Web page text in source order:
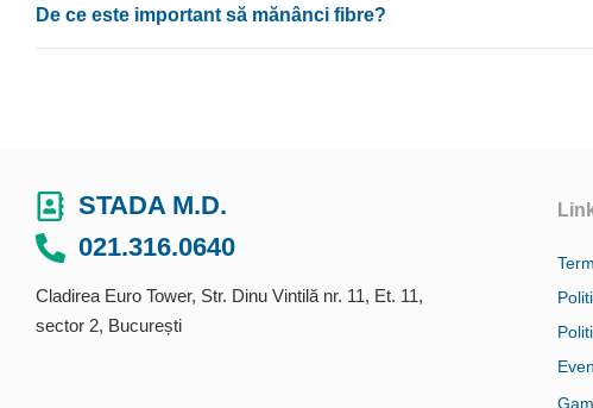
De ce este important să mănânci fibre?
STADA M.D.
021.316.0640
Cladirea Euro Tower, Str. Dinu Vintilă nr. 11, Et. 11,
sector 2, București